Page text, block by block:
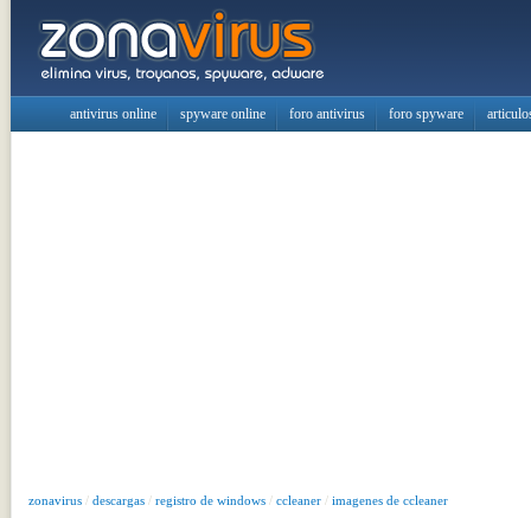
antivirus online spyware online foro antivirus foro spyware
zonavirus / descargas / registro de windows / ccleaner / imagenes de ccleaner